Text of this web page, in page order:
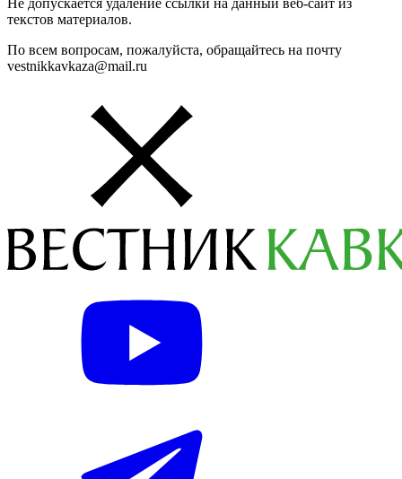
Новости Telegram
Вконтакте
21970 просмотров
Вам может быть интересно
Крепость Нарын-кала можно увидеть с высоты
птичьего полета